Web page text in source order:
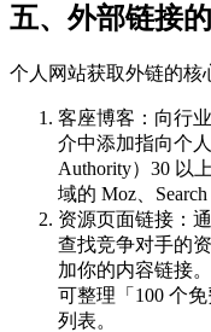
五、外部链接
个人网站获取外链的核
客座博客：向行
介中添加指向个
Authority）30 以
域的 Moz、Search
资源页面链接：
查找竞争对手的
加你的内容链接
可整理「100 个
列表。